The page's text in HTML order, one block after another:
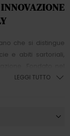
che si distingue
e abiti sartoriali,
di qualità e
moderno. Le
LEGGI TUTTO